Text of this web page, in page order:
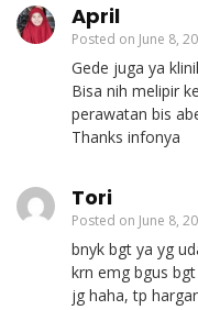
April
Posted on June 8,
Gede juga ya
Bisa nih melipir
perawatan bis
Thanks infonya
Tori
Posted on June 8,
bnyk bgt ya yg
krn emg bgus
jg haha, tp